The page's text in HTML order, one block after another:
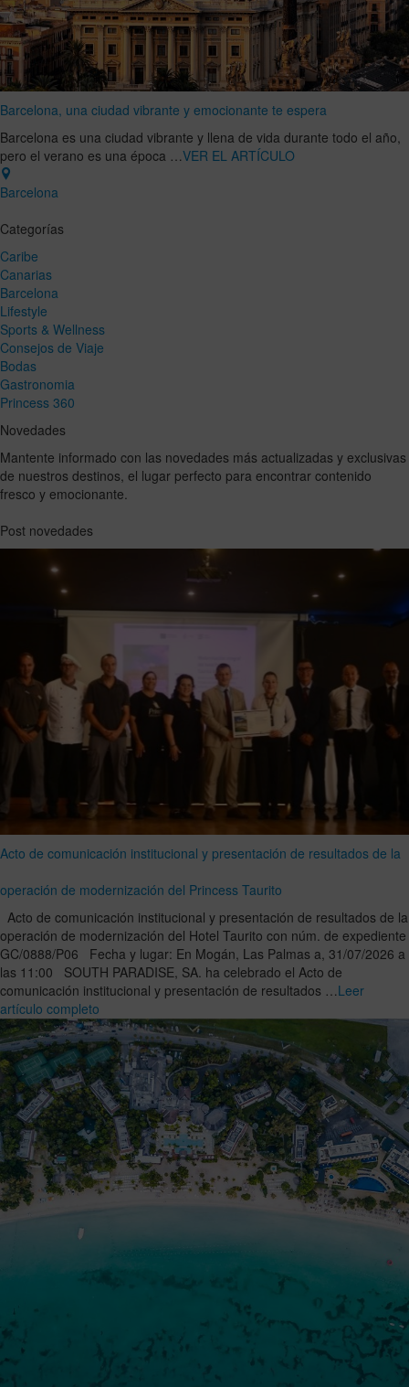
Barcelona, una ciudad vibrante y emocionante te espera
Barcelona es una ciudad vibrante y llena de vida durante todo el año,
pero el verano es una época …VER EL ARTÍCULO
Barcelona
Categorías
Caribe
Canarias
Barcelona
Lifestyle
Sports & Wellness
Consejos de Viaje
Bodas
Gastronomia
Princess 360
Novedades
Mantente informado con las novedades más actualizadas y exclusivas
de nuestros destinos, el lugar perfecto para encontrar contenido
fresco y emocionante.
Post novedades
Acto de comunicación institucional y presentación de resultados de la
operación de modernización del Princess Taurito
Acto de comunicación institucional y presentación de resultados de la
operación de modernización del Hotel Taurito con núm. de expediente
GC/0888/P06 Fecha y lugar: En Mogán, Las Palmas a, 31/07/2026 a
las 11:00 SOUTH PARADISE, SA. ha celebrado el Acto de
comunicación institucional y presentación de resultados …Leer
artículo completo